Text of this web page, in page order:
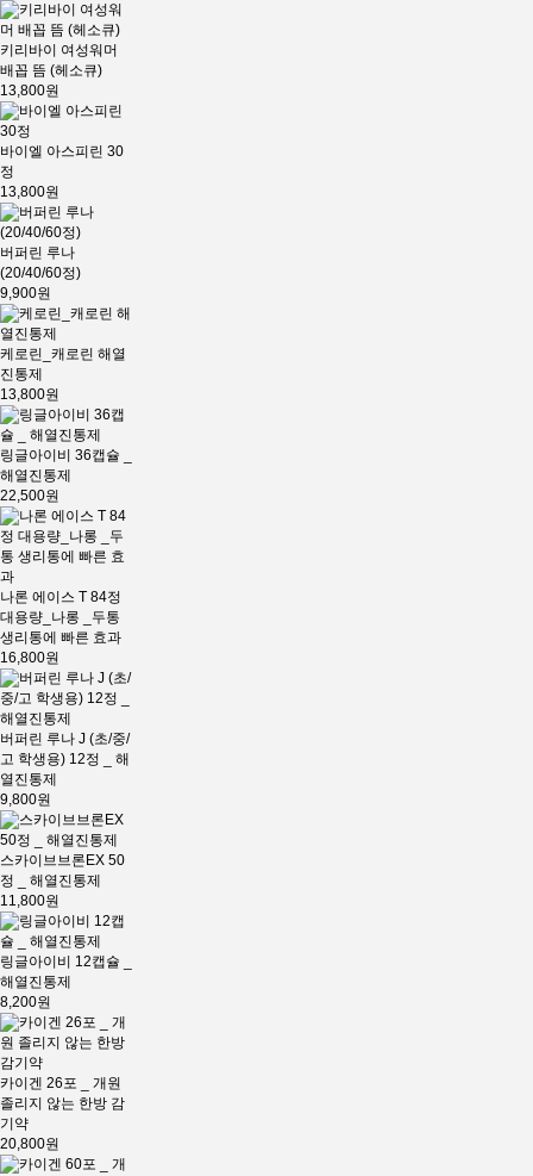
키리바이 여성워머
배꼽 뜸 (헤소큐)
13,800원
바이엘 아스피린 30
정
13,800원
버퍼린 루나
(20/40/60정)
9,900원
케로린_캐로린 해열
진통제
13,800원
링글아이비 36캡슐 _
해열진통제
22,500원
나론 에이스 T 84정
대용량_나롱 _두통
생리통에 빠른 효과
16,800원
버퍼린 루나 J (초/중/
고 학생용) 12정 _ 해
열진통제
9,800원
스카이브브론EX 50
정 _ 해열진통제
11,800원
링글아이비 12캡슐 _
해열진통제
8,200원
카이겐 26포 _ 개원
졸리지 않는 한방 감
기약
20,800원